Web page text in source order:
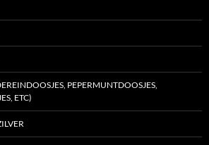
PEPERMUNTDOOSJES,
ETC)